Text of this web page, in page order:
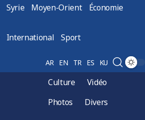
Syrie Moyen-Orient Économie
International Sport
AR EN TR ES KU
Culture
Vidéo
Photos
Divers